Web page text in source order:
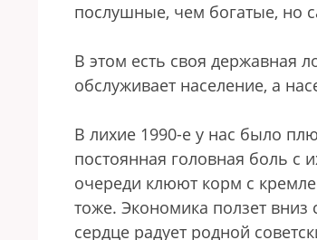
послушные, чем богатые, но
В этом есть своя державная
обслуживает население, а
В лихие 1990-е у нас было
постоянная головная боль с
очереди клюют корм с
тоже. Экономика ползет вниз
сердце радует родной